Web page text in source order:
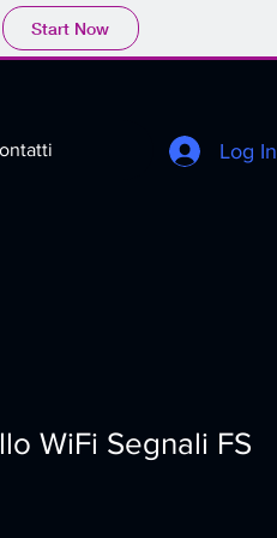
Start Now
Log In
WiFi Segnali FS